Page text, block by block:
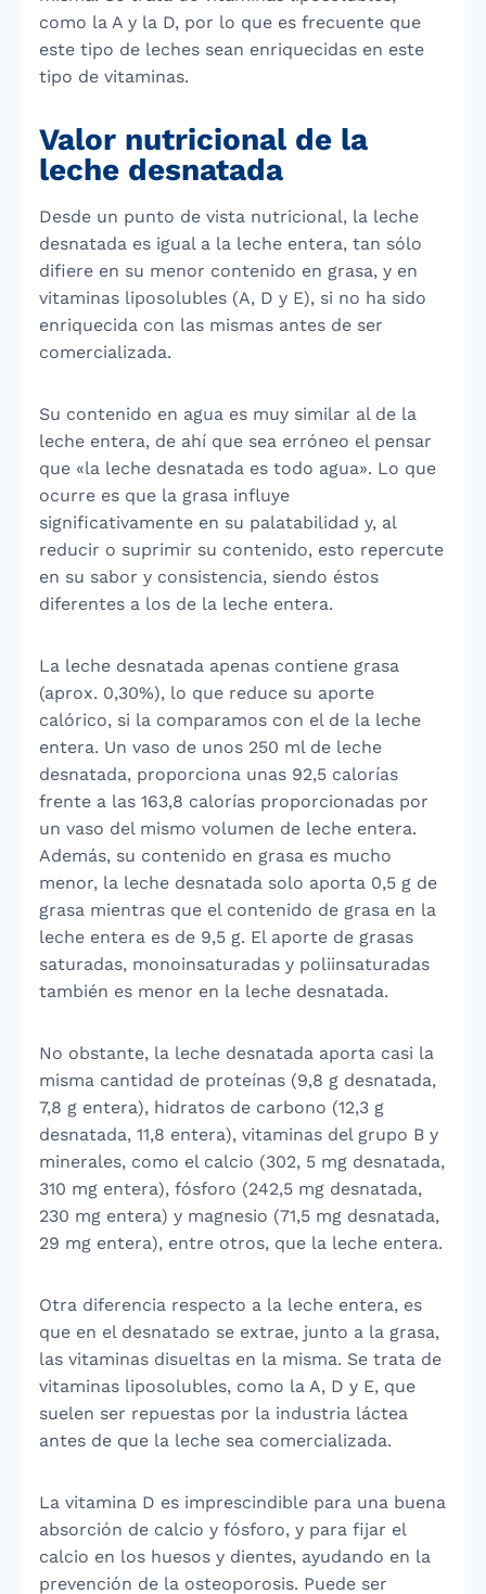
como la A y la D, por lo que es frecuente que
este tipo de leches sean enriquecidas en este
tipo de vitaminas.
Valor nutricional de la
leche desnatada
Desde un punto de vista nutricional, la leche
desnatada es igual a la leche entera, tan sólo
difiere en su menor contenido en grasa, y en
vitaminas liposolubles (A, D y E), si no ha sido
enriquecida con las mismas antes de ser
comercializada.
Su contenido en agua es muy similar al de la
leche entera, de ahí que sea erróneo el pensar
que «la leche desnatada es todo agua». Lo que
ocurre es que la grasa influye
significativamente en su palatabilidad y, al
reducir o suprimir su contenido, esto repercute
en su sabor y consistencia, siendo éstos
diferentes a los de la leche entera.
La leche desnatada apenas contiene grasa
(aprox. 0,30%), lo que reduce su aporte
calórico, si la comparamos con el de la leche
entera. Un vaso de unos 250 ml de leche
desnatada, proporciona unas 92,5 calorías
frente a las 163,8 calorías proporcionadas por
un vaso del mismo volumen de leche entera.
Además, su contenido en grasa es mucho
menor, la leche desnatada solo aporta 0,5 g de
grasa mientras que el contenido de grasa en la
leche entera es de 9,5 g. El aporte de grasas
saturadas, monoinsaturadas y poliinsaturadas
también es menor en la leche desnatada.
No obstante, la leche desnatada aporta casi la
misma cantidad de proteínas (9,8 g desnatada,
7,8 g entera), hidratos de carbono (12,3 g
desnatada, 11,8 entera), vitaminas del grupo B y
minerales, como el calcio (302, 5 mg desnatada,
310 mg entera), fósforo (242,5 mg desnatada,
230 mg entera) y magnesio (71,5 mg desnatada,
29 mg entera), entre otros, que la leche entera.
Otra diferencia respecto a la leche entera, es
que en el desnatado se extrae, junto a la grasa,
las vitaminas disueltas en la misma. Se trata de
vitaminas liposolubles, como la A, D y E, que
suelen ser repuestas por la industria láctea
antes de que la leche sea comercializada.
La vitamina D es imprescindible para una buena
absorción de calcio y fósforo, y para fijar el
calcio en los huesos y dientes, ayudando en la
prevención de la osteoporosis. Puede ser